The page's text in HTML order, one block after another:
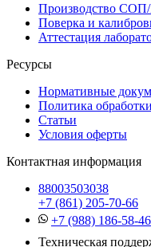
Производство
Поверка и
Аттестация
Ресурсы
Нормативные
Политика
Статьи
Условия оферты
Контактная информация
88003503038
+7 (861) 205-70-66
+7 (988) 186-58-46
Техническая